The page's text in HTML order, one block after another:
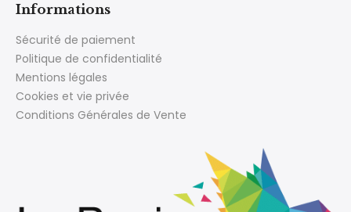
Informations
Sécurité de paiement
Politique de confidentialité
Mentions légales
Cookies et vie privée
Conditions Générales de Vente